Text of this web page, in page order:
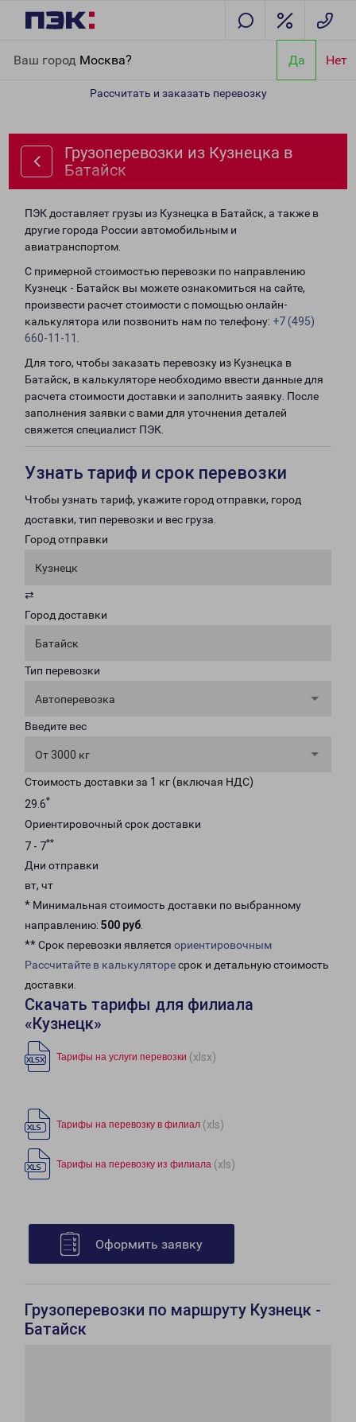
Ваш город Москва? Да Нет
Рассчитать и заказать перевозку
Грузоперевозки из Кузнецка в
Батайск
ПЭК доставляет грузы из Кузнецка в Батайск, а также в
другие города России автомобильным и
авиатранспортом.
С примерной стоимостью перевозки по направлению
Кузнецк - Батайск вы можете ознакомиться на сайте,
произвести расчет стоимости с помощью онлайн-
калькулятора или позвонить нам по телефону: +7 (495)
660-11-11
Для того, чтобы заказать перевозку из Кузнецка в
Батайск, в калькуляторе необходимо ввести данные для
расчета стоимости доставки и заполнить заявку. После
заполнения заявки с вами для уточнения деталей
свяжется специалист ПЭК.
Узнать тариф и срок перевозки
Чтобы узнать тариф, укажите город отправки, город
доставки, тип перевозки и вес груза.
Город отправки
Кузнецк
⇄
Город доставки
Батайск
Тип перевозки
Автоперевозка
Введите вес
От 3000 кг
Стоимость доставки за 1 кг (включая НДС)
29.6*
Ориентировочный срок доставки
7 - 7**
Дни отправки
вт, чт
* Минимальная стоимость доставки по выбранному
направлению: 500 руб.
** Срок перевозки является ориентировочным
Рассчитайте в калькуляторесрок и детальную стоимость
доставки.
Скачать тарифы для филиала
«Кузнецк»
Тарифы на услуги перевозки (xlsx)
Тарифы на перевозку в филиал (xls)
Тарифы на перевозку из филиала (xls)
Оформить заявку
Грузоперевозки по маршруту Кузнецк -
Батайск